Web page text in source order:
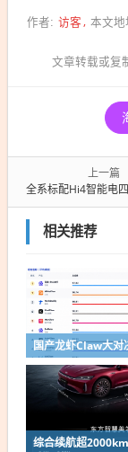
作者: 访客 本文地
文章转载或复
上一篇
全系标配Hi4智能电四驱！哈弗猛龙PLUS开
相关推荐